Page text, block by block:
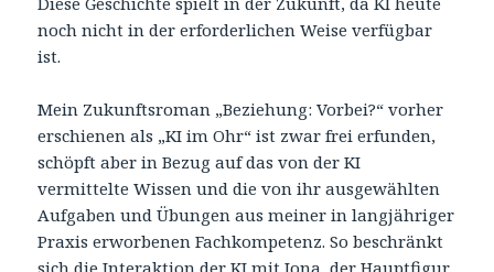
noch nicht in der erforderlichen Weise verfügbar
ist.
Mein Zukunftsroman „Beziehung: Vorbei?“ vorher
erschienen als „KI im Ohr“ ist zwar frei erfunden,
schöpft aber in Bezug auf das von der KI
vermittelte Wissen und die von ihr ausgewählten
Aufgaben und Übungen aus meiner in langjähriger
Praxis erworbenen Fachkompetenz. So beschränkt
sich die Interaktion der KI mit Jona, der Hauptfigur